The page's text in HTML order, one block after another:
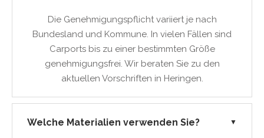
Die Genehmigungspflicht variiert je nach
Bundesland und Kommune. In vielen Fällen sind
Carports bis zu einer bestimmten Größe
genehmigungsfrei. Wir beraten Sie zu den
aktuellen Vorschriften in Heringen.
Welche Materialien verwenden Sie? ▼